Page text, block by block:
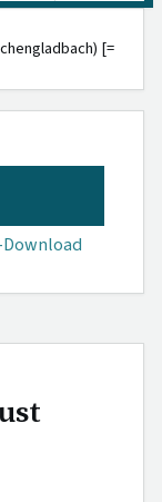
[=
Download